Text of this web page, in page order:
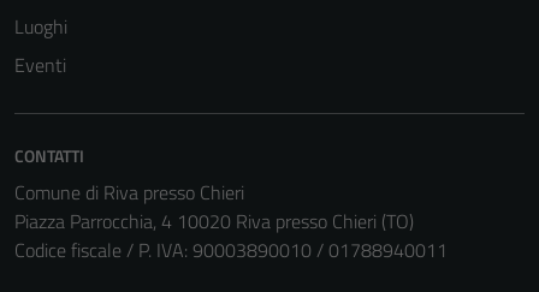
Luoghi
Eventi
CONTATTI
Comune di Riva presso Chieri
Piazza Parrocchia, 4 10020 Riva presso Chieri (TO)
Codice fiscale / P. IVA: 90003890010 / 01788940011
possono
essere